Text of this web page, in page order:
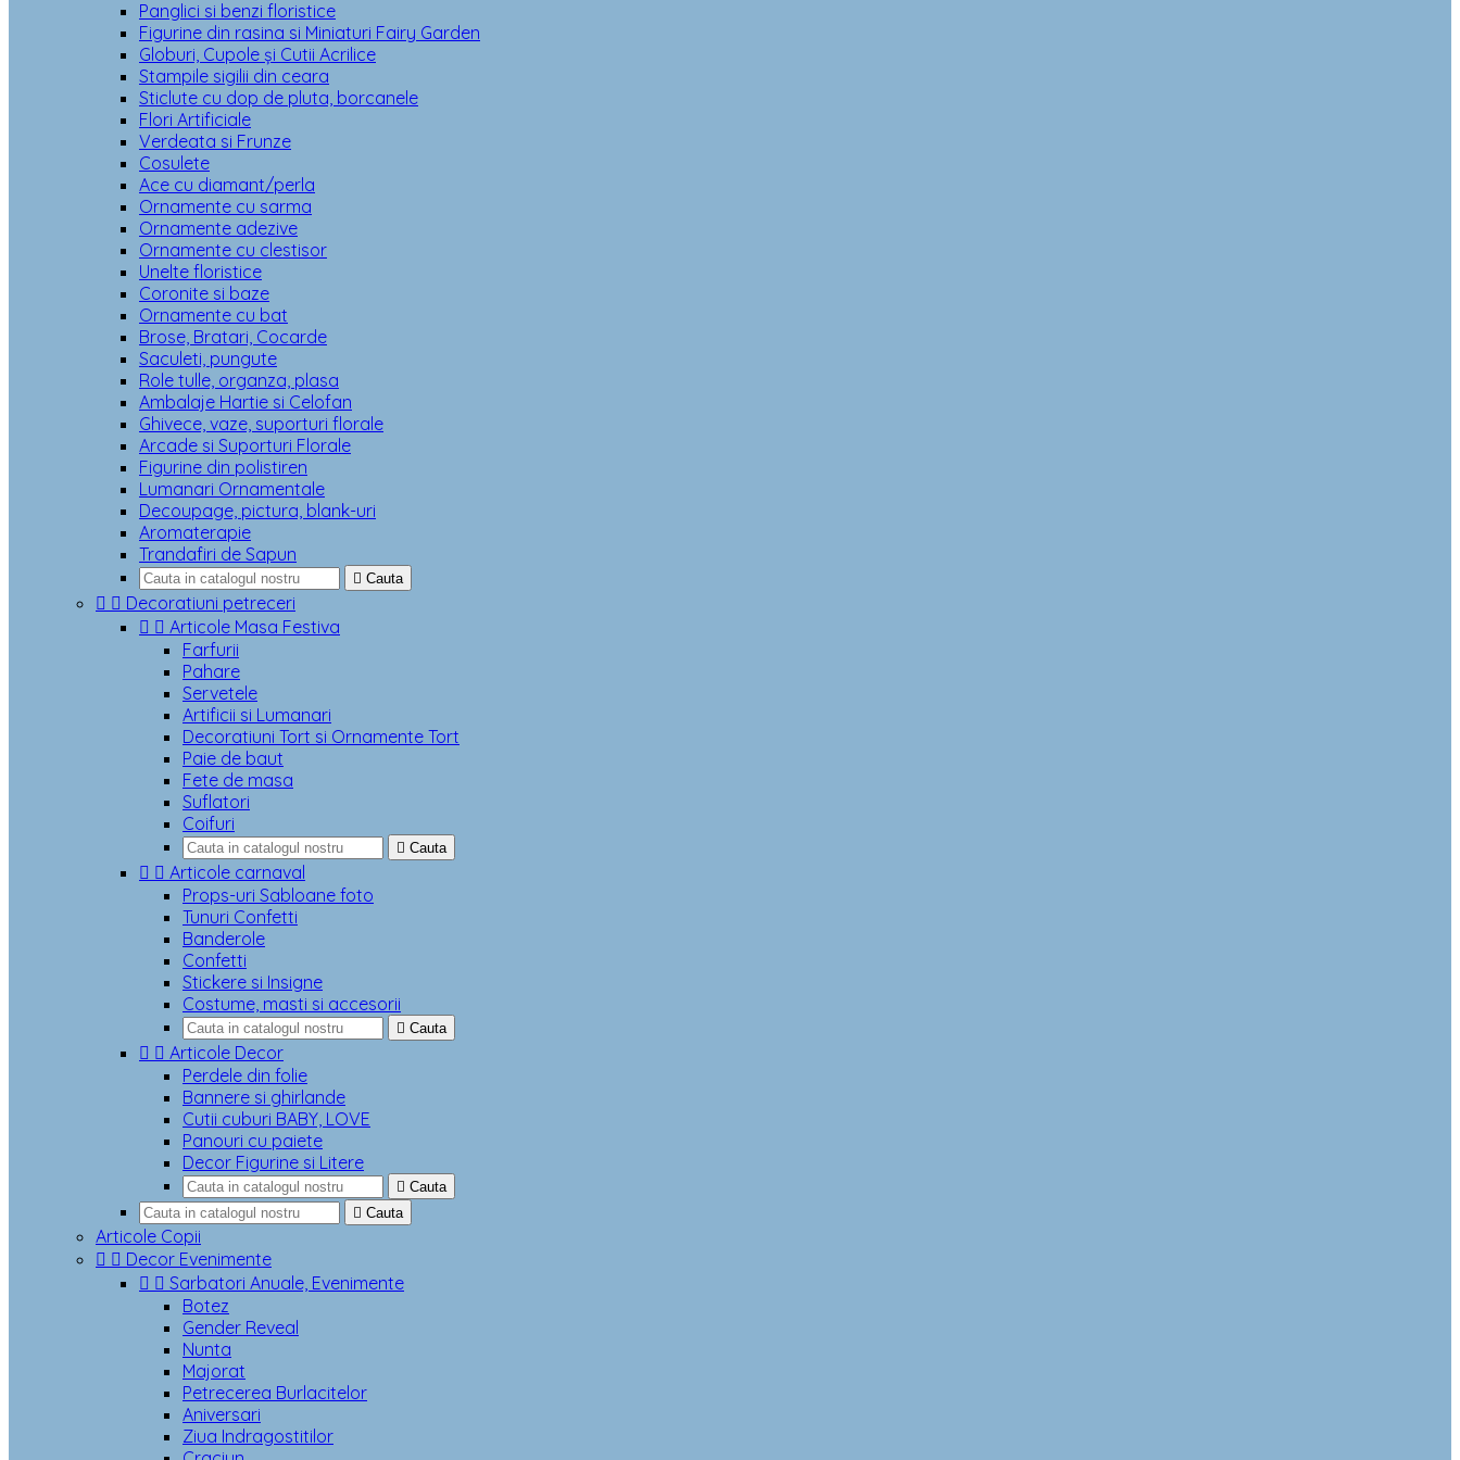
Panglici si benzi floristice
Figurine din rasina si Miniaturi Fairy Garden
Globuri, Cupole și Cutii Acrilice
Stampile sigilii din ceara
Sticlute cu dop de pluta, borcanele
Flori Artificiale
Verdeata si Frunze
Cosulete
Ace cu diamant/perla
Ornamente cu sarma
Ornamente adezive
Ornamente cu clestisor
Unelte floristice
Coronite si baze
Ornamente cu bat
Brose, Bratari, Cocarde
Saculeti, pungute
Role tulle, organza, plasa
Ambalaje Hartie si Celofan
Ghivece, vaze, suporturi florale
Arcade si Suporturi Florale
Figurine din polistiren
Lumanari Ornamentale
Decoupage, pictura, blank-uri
Aromaterapie
Trandafiri de Sapun
 Cauta
  Decoratiuni petreceri
  Articole Masa Festiva
Farfurii
Pahare
Servetele
Artificii si Lumanari
Decoratiuni Tort si Ornamente Tort
Paie de baut
Fete de masa
Suflatori
Coifuri
 Cauta
  Articole carnaval
Props-uri Sabloane foto
Tunuri Confetti
Banderole
Confetti
Stickere si Insigne
Costume, masti si accesorii
 Cauta
  Articole Decor
Perdele din folie
Bannere si ghirlande
Cutii cuburi BABY, LOVE
Panouri cu paiete
Decor Figurine si Litere
 Cauta
 Cauta
Articole Copii
  Decor Evenimente
  Sarbatori Anuale, Evenimente
Botez
Gender Reveal
Nunta
Majorat
Petrecerea Burlacitelor
Aniversari
Ziua Indragostitilor